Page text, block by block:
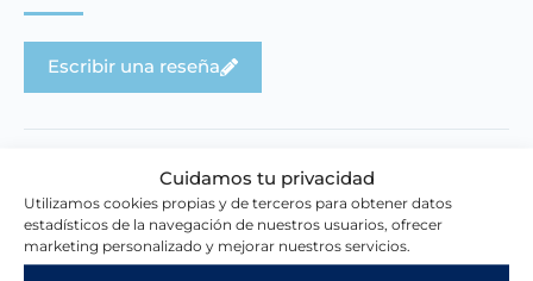
Cuidamos tu privacidad
Utilizamos cookies propias y de terceros para obtener datos
estadísticos de la navegación de nuestros usuarios, ofrecer
marketing personalizado y mejorar nuestros servicios.
Escribir una reseña
Novedades en la tienda